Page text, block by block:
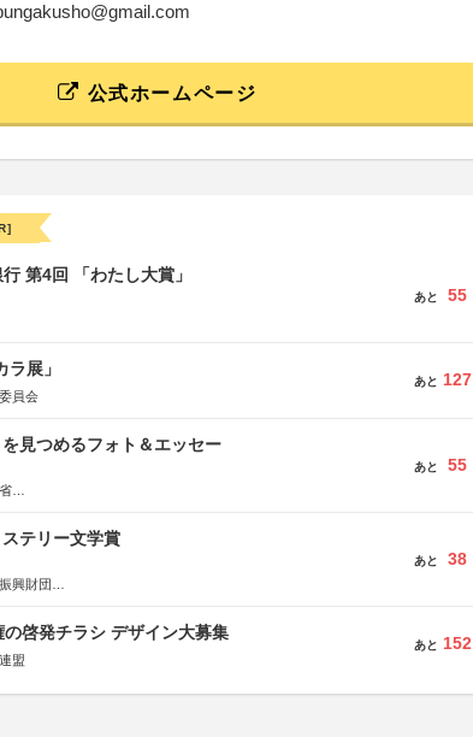
公式ホームページ
第4回 「わたし大賞」
あと 55
展」
員会
あと 127
見つめるフォト＆エッセー
あと 55
テリー文学賞
興財団
あと 38
啓発チラシ デザイン大募集
盟
あと 152